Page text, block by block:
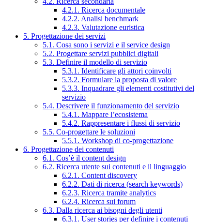
4.2.1. Ricerca documentale
4.2.2. Analisi benchmark
4.2.3. Valutazione euristica
5. Progettazione dei servizi
5.1. Cosa sono i servizi e il service design
5.2. Progettare servizi pubblici digitali
5.3. Definire il modello di servizio
5.3.1. Identificare gli attori coinvolti
5.3.2. Formulare la proposta di valore
5.3.3. Inquadrare gli elementi costitutivi del
servizio
5.4. Descrivere il funzionamento del servizio
5.4.1. Mappare l’ecosistema
5.4.2. Rappresentare i flussi di servizio
5.5. Co-progettare le soluzioni
5.5.1. Workshop di co-progettazione
6. Progettazione dei contenuti
6.1. Cos’è il content design
6.2. Ricerca utente sui contenuti e il linguaggio
6.2.1. Content discovery
6.2.2. Dati di ricerca (search keywords)
6.2.3. Ricerca tramite analytics
6.2.4. Ricerca sui forum
6.3. Dalla ricerca ai bisogni degli utenti
6.3.1. User stories per definire i contenuti